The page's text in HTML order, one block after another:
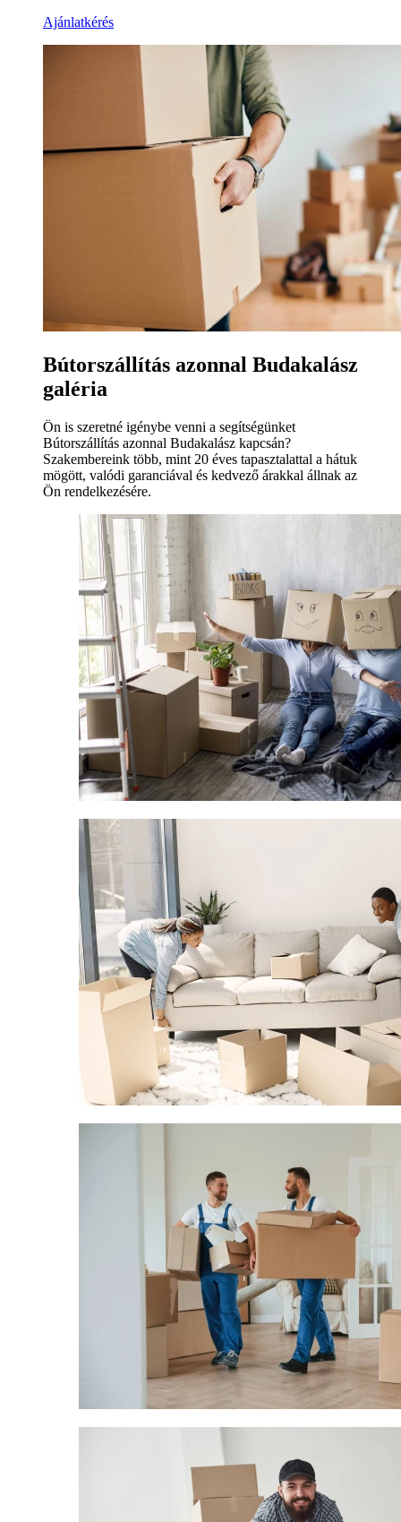
Ajánlatkérés
Bútorszállítás azonnal Budakalász
galéria
Ön is szeretné igénybe venni a segítségünket
Bútorszállítás azonnal Budakalász kapcsán?
Szakembereink több, mint 20 éves tapasztalattal a hátuk
mögött, valódi garanciával és kedvező árakkal állnak az
Ön rendelkezésére.